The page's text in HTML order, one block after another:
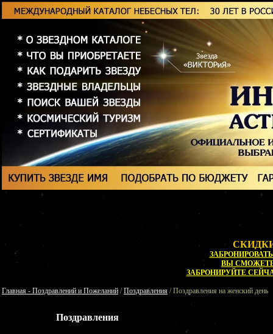
ВЫ
ЗАБРОНИРУЙТЕ
Главная - Поздравлений и Пожеланий /Поздравления / Поздравления на женский день
Поздравления